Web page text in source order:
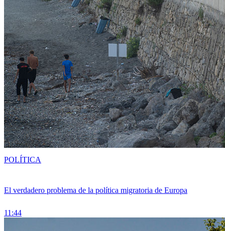
El verdadero problema de la política migratoria de Europa
11:44
POLÍTICA